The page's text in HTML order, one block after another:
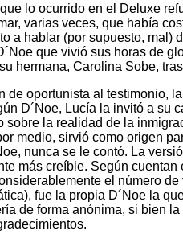
lo ocurrido en el Deluxe
varias veces, que había
a hablar (por supuesto, mal)
que vivió sus horas de
hermana, Carolina Sobe,
de oportunista al testimonio,
D´Noe, Lucía la invitó a su
sobre la realidad de la
medio, sirvió como origen
nunca se le contó. La
más creíble. Según
el número
fue la propia D´Noe la
de forma anónima, si bien